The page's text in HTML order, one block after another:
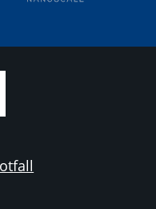
and
simulations and